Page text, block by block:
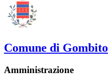
Comune di Gombito
Amministrazione